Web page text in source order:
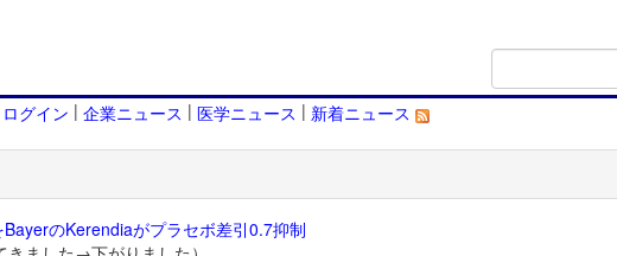
ログイン | 企業ニュース | 医学ニュース | 新着ニュース
のKerendiaがプラセボ差引0.7抑制